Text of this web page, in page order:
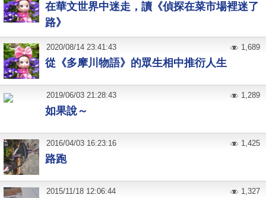
在華文世界中迷走，讀《偵探在菜市場裡迷了
路》
從《多摩川物語》的眾生相中推衍人生
2020/08/14 23:41:43 1,689
如果說～
2019/06/03 21:28:43 1,289
路跑
2016/04/03 16:23:16 1,425
2015/11/18 12:06:44 1,327